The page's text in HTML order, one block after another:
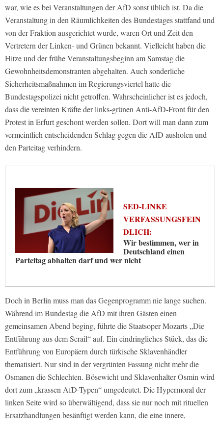
war, wie es bei Veranstaltungen der AfD sonst üblich ist. Da die
Veranstaltung in den Räumlichkeiten des Bundestages stattfand und
von der Fraktion ausgerichtet wurde, waren Ort und Zeit den
Vertretern der Linken- und Grünen bekannt. Vielleicht haben die
Hitze und der frühe Veranstaltungsbeginn am Samstag die
Gewohnheitsdemonstranten abgehalten. Auch sonderliche
Sicherheitsmaßnahmen im Regierungsviertel hatte die
Bundestagspolizei nicht getroffen. Wahrscheinlicher ist es jedoch,
dass die vereinten Kräfte der links-grünen Anti-AfD-Front für den
Protest in Erfurt geschont werden sollen. Dort will man dann zum
vermeintlich entscheidenden Schlag gegen die AfD ausholen und
den Parteitag verhindern.
SED-LINKE
VERFASSUNGSFEIN
DLICH:
Wir bestimmen, wer in
Deutschland einen
Parteitag abhalten darf und wer nicht
Doch in Berlin muss man das Gegenprogramm nie lange suchen.
Während im Bundestag die AfD mit ihren Gästen einen
gemeinsamen Abend beging, führte die Staatsoper Mozarts „Die
Entführung aus dem Serail“ auf. Ein eindringliches Stück, das die
Entführung von Europäern durch türkische Sklavenhändler
thematisiert. Nur sind in der vergrünten Fassung nicht mehr die
Osmanen die Schlechten. Bösewicht und Sklavenhalter Osmin wird
dort zum „krassen AfD-Typen“ umgedeutet. Die Hypermoral der
linken Seite wird so überwältigend, dass sie nur noch mit rituellen
Ersatzhandlungen besänftigt werden kann, die eine innere,